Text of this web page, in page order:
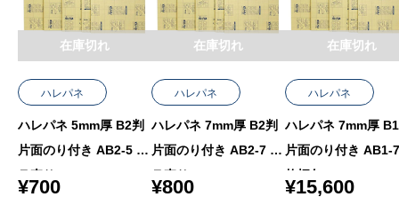
ハレパネ
ハレパネ 5mm厚 B2判
片面のり付き AB2-5 バ
ラ売り
¥700
在庫切れ
ハレパネ
ハレパネ 7mm厚 B2判
片面のり付き AB2-7 バ
ラ売り
¥800
在庫切れ
ハレパネ
ハレパネ 7mm厚
片面のり付き AB1-
枚梱包
¥15,600
在庫切れ